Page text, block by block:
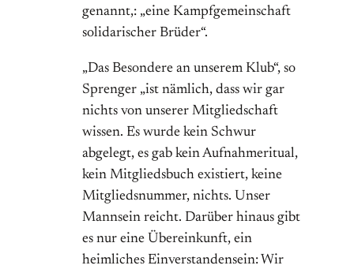
genannt,: „eine Kampfgemeinschaft
solidarischer Brüder“.
„Das Besondere an unserem Klub“, so
Sprenger „ist nämlich, dass wir gar
nichts von unserer Mitgliedschaft
wissen. Es wurde kein Schwur
abgelegt, es gab kein Aufnahmeritual,
kein Mitgliedsbuch existiert, keine
Mitgliedsnummer, nichts. Unser
Mannsein reicht. Darüber hinaus gibt
es nur eine Übereinkunft, ein
heimliches Einverstandensein: Wir